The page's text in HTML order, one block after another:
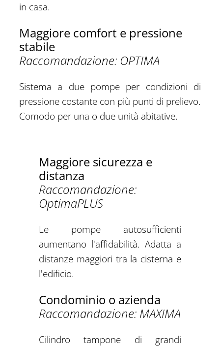
in casa.
Maggiore comfort e pressione
stabile
Raccomandazione: OPTIMA
Sistema a due pompe per condizioni di
pressione costante con più punti di prelievo.
Comodo per una o due unità abitative.
Maggiore sicurezza e
distanza
Raccomandazione:
OptimaPLUS
Le pompe autosufficienti
aumentano l'affidabilità. Adatta a
distanze maggiori tra la cisterna e
l'edificio.
Condominio o azienda
Raccomandazione: MAXIMA
Cilindro tampone di grandi